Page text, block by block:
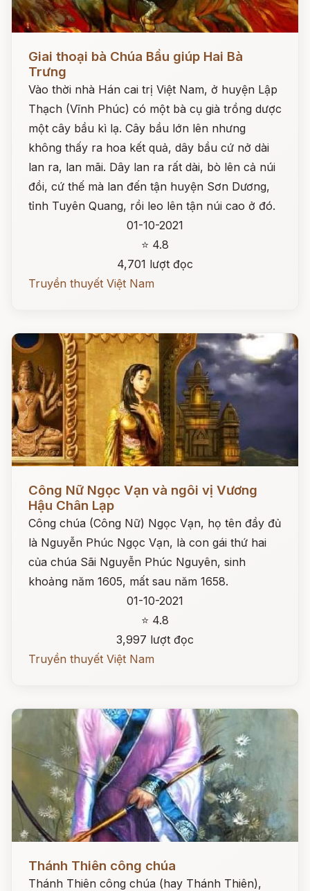
Giai thoại bà Chúa Bầu giúp Hai Bà
Trưng
Vào thời nhà Hán cai trị Việt Nam, ở huyện Lập
Thạch (Vĩnh Phúc) có một bà cụ già trồng dược
một cây bầu kì lạ. Cây bầu lớn lên nhưng
không thấy ra hoa kết quả, dây bầu cứ nở dài
lan ra, lan mãi. Dây lan ra rất dài, bò lên cả núi
đồi, cứ thế mà lan đến tận huyện Sơn Dương,
tỉnh Tuyên Quang, rồi leo lên tận núi cao ở đó.
01-10-2021
⭐ 4.8
4,701 lượt đọc
Truyền thuyết Việt Nam
Công Nữ Ngọc Vạn và ngôi vị Vương
Hậu Chân Lạp
Công chúa (Công Nữ) Ngọc Vạn, họ tên đầy đủ
là Nguyễn Phúc Ngọc Vạn, là con gái thứ hai
của chúa Sãi Nguyễn Phúc Nguyên, sinh
khoảng năm 1605, mất sau năm 1658.
01-10-2021
⭐ 4.8
3,997 lượt đọc
Truyền thuyết Việt Nam
Thánh Thiên công chúa
Thánh Thiên công chúa (hay Thánh Thiên),